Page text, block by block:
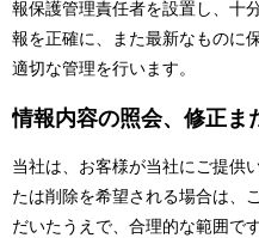
報保護管理責任者を設置し、十
報を正確に、また最新なものに
適切な管理を行います。
情報内容の照会、修正ま
当社は、お客様が当社にご提供
たは削除を希望される場合は、
だいたうえで、合理的な範囲で